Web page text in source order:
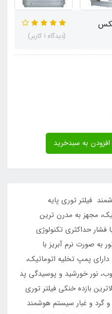
(دیدگاه 1 کاربر)
فیلتر توری پایه
مجهز به مدرن ترین
فشار حداکثری تکنولوژی
به صورت نرم آبریز با
پمپ تخلیه اتوماتیک،
نور خورشید و پوسیدگی پد
بازده خنکی فیلتر توری
گرد و غبار سیستم هوشمند